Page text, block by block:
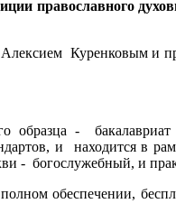
православного
Куренковым и
образца -
и находится в
- богослужебный, и
обеспечении,